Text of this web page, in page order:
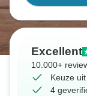
Excellent
10.000+
Keuze
4